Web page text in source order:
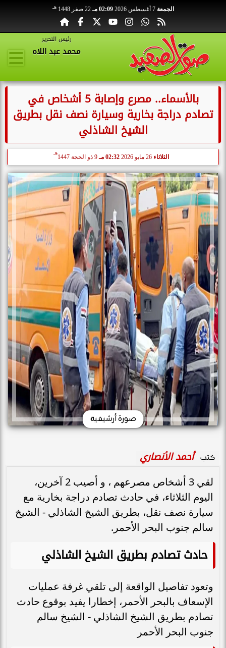
الجمعة 7 أغسطس 2026 02:09 مـ 22 صفر 1448 هـ
رئيس التحرير
محمد عبد اللاه
بالأسماء.. مصرع وإصابة 5 أشخاص في
تصادم دراجة بخارية وسيارة نصف نقل بطريق
الشيخ الشاذلي
الثلاثاء 26 مايو 2026 02:32 مـ 9 ذو الحجة 1447
هـ
صورة أرشيفية
كتب أحمد الأنصاري
لقي 3 أشخاص مصرعهم ، و أصيب 2 آخرين،
اليوم الثلاثاء، في حادث تصادم دراجة بخارية مع
سيارة نصف نقل، بطريق الشيخ الشاذلي - الشيخ
سالم جنوب البحر الأحمر.
حادث تصادم بطريق الشيخ الشاذلي
وتعود تفاصيل الواقعة إلى تلقي غرفة عمليات
الإسعاف بالبحر الأحمر، إخطارا يفيد بوقوع حادث
تصادم بطريق الشيخ الشاذلي - الشيخ سالم
جنوب البحر الأحمر